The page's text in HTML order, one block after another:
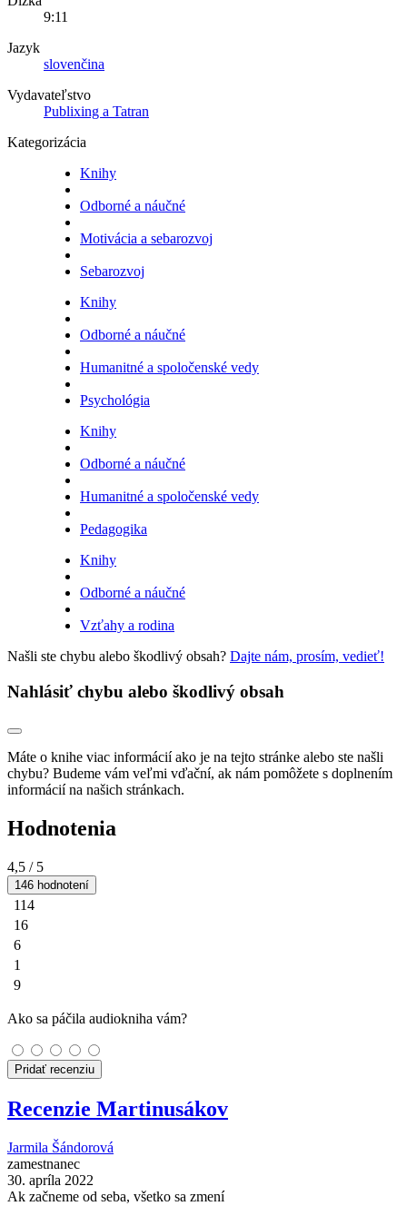
9:11
Jazyk
slovenčina
Vydavateľstvo
Publixing a Tatran
Kategorizácia
Knihy
Odborné a náučné
Motivácia a sebarozvoj
Sebarozvoj
Knihy
Odborné a náučné
Humanitné a spoločenské vedy
Psychológia
Knihy
Odborné a náučné
Humanitné a spoločenské vedy
Pedagogika
Knihy
Odborné a náučné
Vzťahy a rodina
Našli ste chybu alebo škodlivý obsah? Dajte nám, prosím, vedieť!
Nahlásiť chybu alebo škodlivý obsah
Máte o knihe viac informácií ako je na tejto stránke alebo ste našli
chybu? Budeme vám veľmi vďační, ak nám pomôžete s doplnením
informácií na našich stránkach.
Hodnotenia
4,5 / 5
146 hodnotení
114
16
6
1
9
Ako sa páčila audiokniha vám?
Pridať recenziu
Recenzie Martinusákov
Jarmila Šándorová
zamestnanec
30. apríla 2022
Ak začneme od seba, všetko sa zmení